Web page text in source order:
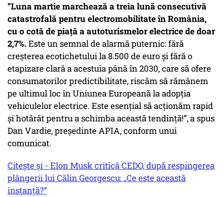
”Luna martie marchează a treia lună consecutivă
catastrofală pentru electromobilitate în România,
cu o cotă de piață a autoturismelor electrice de doar
2,7%.Este un semnal de alarmă puternic: fără
creșterea ecotichetului la 8.500 de euro și fără o
etapizare clară a acestuia până în 2030, care să ofere
consumatorilor predictibilitate, riscăm să rămânem
pe ultimul loc în Uniunea Europeană la adopția
vehiculelor electrice. Este esențial să acționăm rapid
și hotărât pentru a schimba această tendință!”, a spus
Dan Vardie, președinte APIA, conform unui
comunicat.
Citește și - Elon Musk critică CEDO, după respingerea
plângerii lui Călin Georgescu: „Ce este această
instanță?”